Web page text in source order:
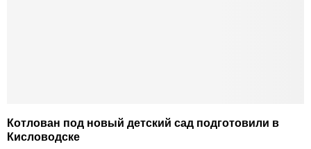
Котлован под новый детский сад подготовили в
Кисловодске